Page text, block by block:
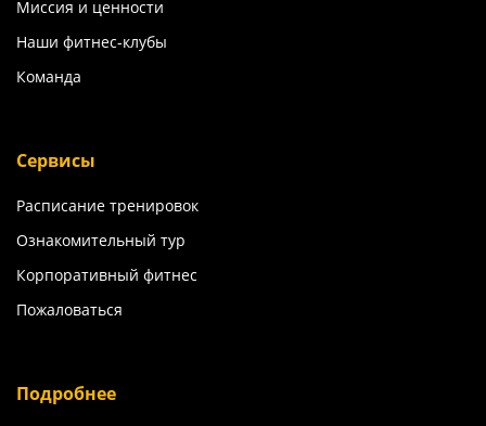
Миссия и ценности
Наши фитнес-клубы
Команда
Сервисы
Расписание тренировок
Ознакомительный тур
Корпоративный фитнес
Пожаловаться
Подробнее